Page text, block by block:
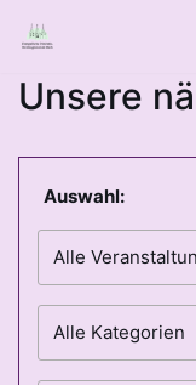
Inhalt
Unsere
Auswahl: